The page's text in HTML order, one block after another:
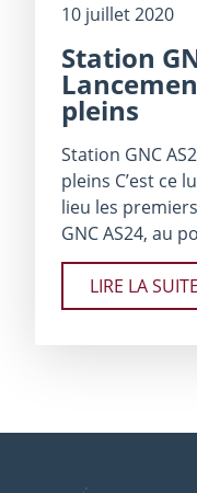
10 juillet 2020
Station
pleins
Station GNC
pleins C’est ce
lieu les
GNC AS24, au
LIRE LA SUITE